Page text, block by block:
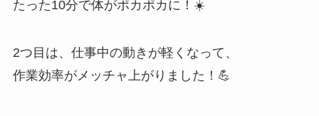
たった10分で体がポカポカに！☀️
2つ目は、仕事中の動きが軽くなって、
作業効率がメッチャ上がりました！💪